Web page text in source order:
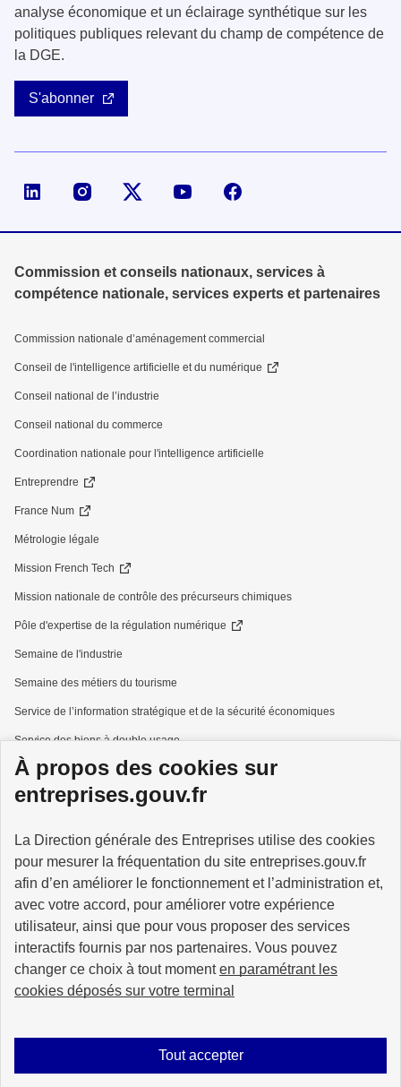
À propos des cookies sur
entreprises.gouv.fr
La Direction générale des Entreprises utilise des cookies
pour mesurer la fréquentation du site entreprises.gouv.fr
afin d’en améliorer le fonctionnement et l’administration et,
avec votre accord, pour améliorer votre expérience
utilisateur, ainsi que pour vous proposer des services
interactifs fournis par nos partenaires. Vous pouvez
changer ce choix à tout momenten paramétrant les
cookies déposés sur votre terminal
Tout accepter
analyse économique et un éclairage synthétique sur les
politiques publiques relevant du champ de compétence de
la DGE.
S'abonner
Page LinkedIn de la DGECompte X (ex-Twitter) de la DGE
Commission et conseils nationaux, services à
compétence nationale, services experts et partenaires
Commission nationale d’aménagement commercial
Conseil de l'intelligence artificielle et du numérique
Conseil national de l’industrie
Conseil national du commerce
Coordination nationale pour l'intelligence artificielle
Entreprendre
France Num
Métrologie légale
Mission French Tech
Mission nationale de contrôle des précurseurs chimiques
Pôle d'expertise de la régulation numérique
Semaine de l'industrie
Semaine des métiers du tourisme
Service de l’information stratégique et de la sécurité économiques
Service des biens à double usage
Services à la personne
GOUVERNEMENT
info.gouv.fr service-public.gouv.fr
Plan du site Accessibilité : partiellement conforme Mentions légales